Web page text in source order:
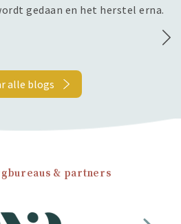
gedaan en het herstel erna.
alle blogs
& partners